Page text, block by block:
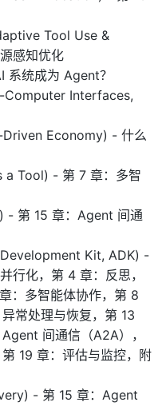
Tool Use &
感知优化
统成为 Agent？
Computer Interfaces,
Economy) - 什么
Tool) - 第 7 章：多智
- 第 15 章：Agent 间通
Kit, ADK) -
行化，第 4 章：反思，
：多智能体协作，第 8
常处理与恢复，第 13
间通信（A2A），
19 章：评估与监控，附
- 第 15 章：Agent